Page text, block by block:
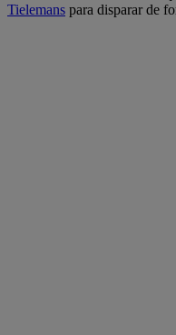
Tielemans para disparar de